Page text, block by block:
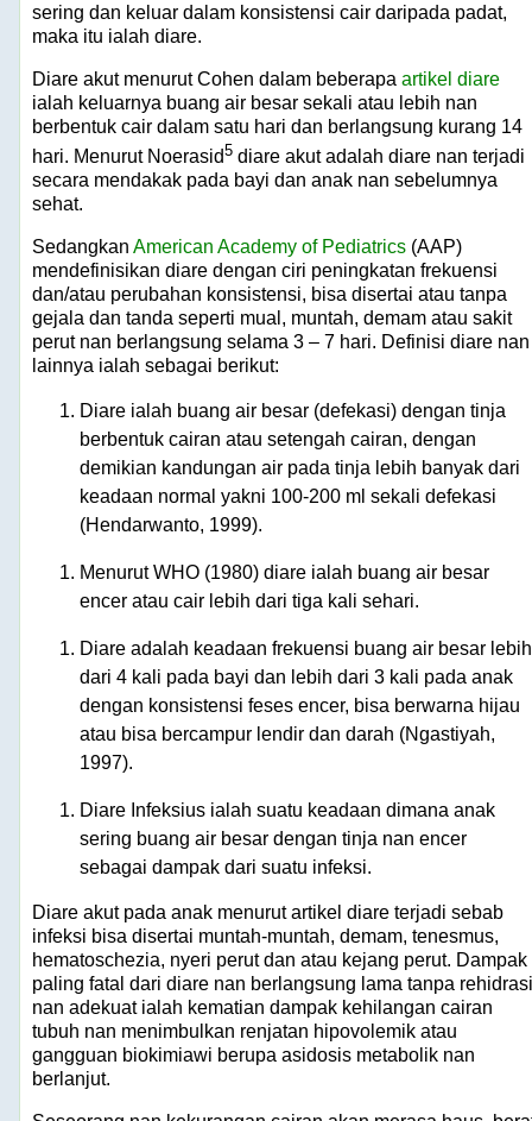
sering dan keluar dalam konsistensi cair daripada padat,
maka itu ialah diare.
Diare akut menurut Cohen dalam beberapa artikel diare
ialah keluarnya buang air besar sekali atau lebih nan
berbentuk cair dalam satu hari dan berlangsung kurang 14
hari. Menurut Noerasid5 diare akut adalah diare nan terjadi
secara mendakak pada bayi dan anak nan sebelumnya
sehat.
Sedangkan American Academy of Pediatrics (AAP)
mendefinisikan diare dengan ciri peningkatan frekuensi
dan/atau perubahan konsistensi, bisa disertai atau tanpa
gejala dan tanda seperti mual, muntah, demam atau sakit
perut nan berlangsung selama 3 – 7 hari. Definisi diare nan
lainnya ialah sebagai berikut:
Diare ialah buang air besar (defekasi) dengan tinja
berbentuk cairan atau setengah cairan, dengan
demikian kandungan air pada tinja lebih banyak dari
keadaan normal yakni 100-200 ml sekali defekasi
(Hendarwanto, 1999).
Menurut WHO (1980) diare ialah buang air besar
encer atau cair lebih dari tiga kali sehari.
Diare adalah keadaan frekuensi buang air besar lebih
dari 4 kali pada bayi dan lebih dari 3 kali pada anak
dengan konsistensi feses encer, bisa berwarna hijau
atau bisa bercampur lendir dan darah (Ngastiyah,
1997).
Diare Infeksius ialah suatu keadaan dimana anak
sering buang air besar dengan tinja nan encer
sebagai dampak dari suatu infeksi.
Diare akut pada anak menurut artikel diare terjadi sebab
infeksi bisa disertai muntah-muntah, demam, tenesmus,
hematoschezia, nyeri perut dan atau kejang perut. Dampak
paling fatal dari diare nan berlangsung lama tanpa rehidrasi
nan adekuat ialah kematian dampak kehilangan cairan
tubuh nan menimbulkan renjatan hipovolemik atau
gangguan biokimiawi berupa asidosis metabolik nan
berlanjut.